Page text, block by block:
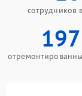
сотрудников